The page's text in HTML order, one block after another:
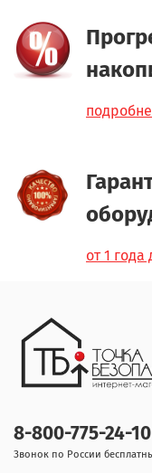
от 1 года
8-800-775-24-10
Звонок по России